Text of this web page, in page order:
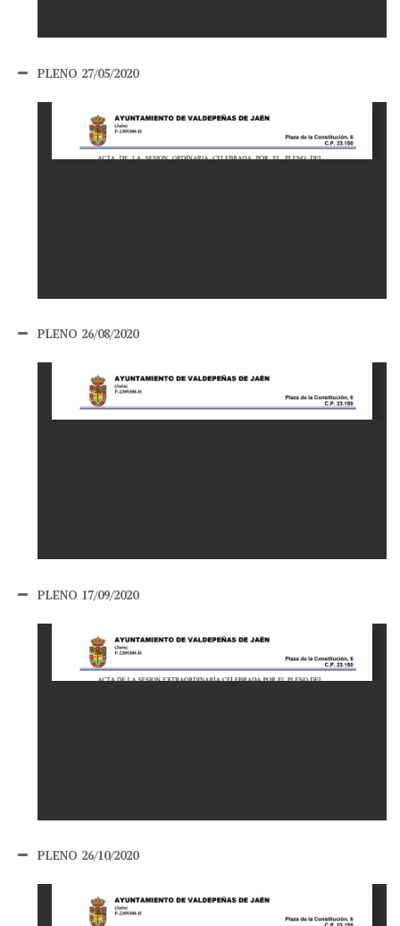
PLENO 27/05/2020
PLENO 26/08/2020
PLENO 17/09/2020
PLENO 26/10/2020